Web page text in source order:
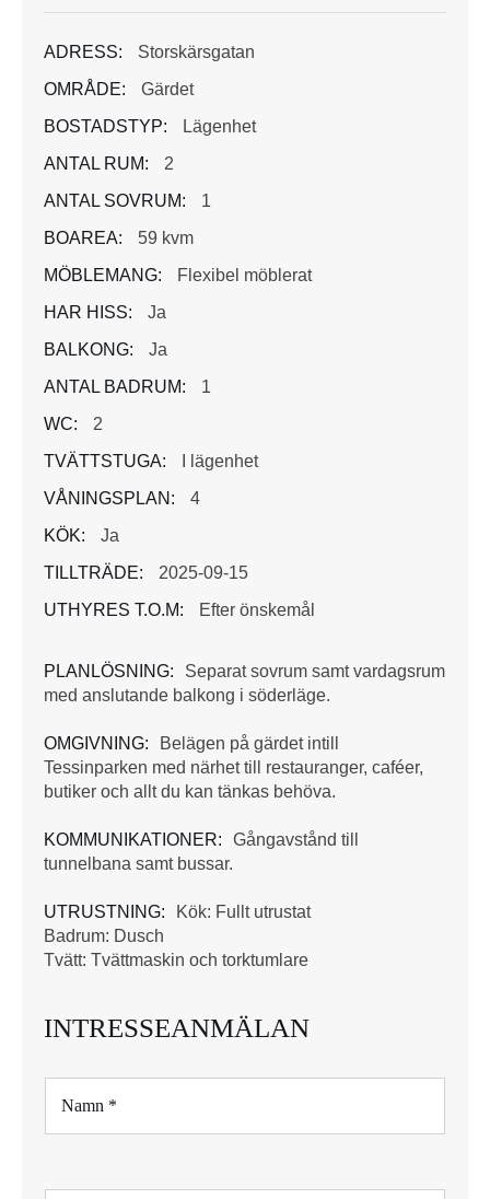
ADRESS:
Storskärsgatan
OMRÅDE:
Gärdet
BOSTADSTYP:
Lägenhet
ANTAL RUM:
2
ANTAL SOVRUM:
1
BOAREA:
59 kvm
MÖBLEMANG:
Flexibel möblerat
HAR HISS:
Ja
BALKONG:
Ja
ANTAL BADRUM:
1
WC:
2
TVÄTTSTUGA:
I lägenhet
VÅNINGSPLAN:
4
KÖK:
Ja
TILLTRÄDE:
2025-09-15
UTHYRES T.O.M:
Efter önskemål
PLANLÖSNING:
Separat sovrum samt vardagsrum
med anslutande balkong i söderläge.
OMGIVNING:
Belägen på gärdet intill
Tessinparken med närhet till restauranger, caféer,
butiker och allt du kan tänkas behöva.
KOMMUNIKATIONER:
Gångavstånd till
tunnelbana samt bussar.
UTRUSTNING:
Kök: Fullt utrustat
Badrum: Dusch
Tvätt: Tvättmaskin och torktumlare
INTRESSEANMÄLAN
m